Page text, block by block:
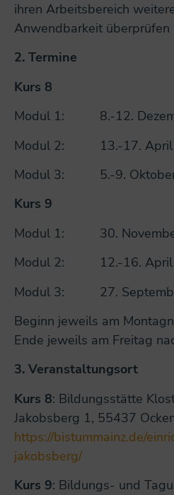
ihren Arbeitsbereich
Anwendbarkeit überprüfen
2. Termine
Kurs 8
Modul 1: 8.-12.
Modul 2: 13.-17. April
Modul 3: 5.-9.
Kurs 9
Modul 1: 30. November
Modul 2: 12.-16. April
Modul 3: 27.
Beginn jeweils am
Ende jeweils am Freitag
3. Veranstaltungsort
Kurs 8: Bildungsstätte
Jakobsberg 1, 55437
https://bistummainz.de/
jakobsberg/
Kurs 9: Bildungs- und